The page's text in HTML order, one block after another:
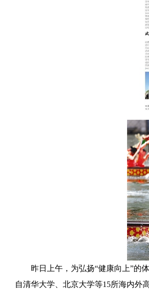
昨日上午，为弘扬“健康向上”的体
自清华大学、北京大学等15所海内外